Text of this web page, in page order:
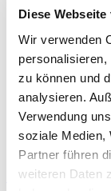
Diese
Wir verwenden
zu können und
analysieren.
Verwendung
soziale Medien,
Partner führen
weiteren Daten
Tipps
Das DKV
Über
Die
Stellenbörse
Kontakt
Ihre Meinung
Startseite der